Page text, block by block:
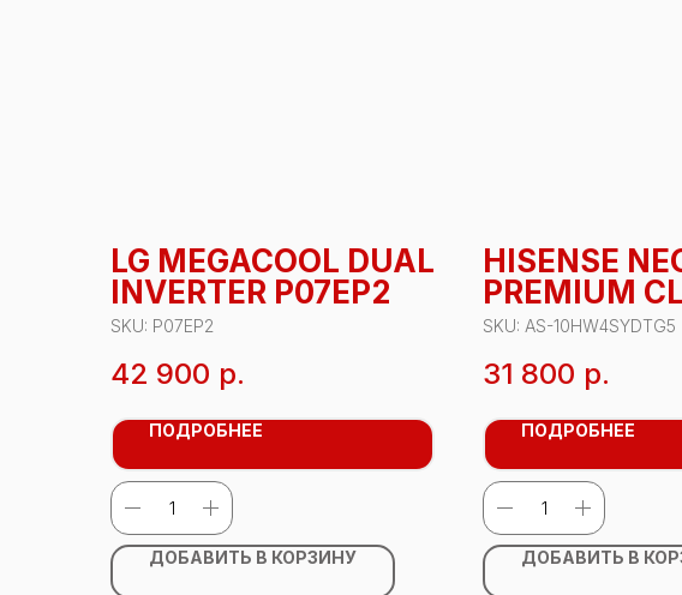
LG MEGACOOL DUAL
INVERTER P07EP2
SKU: P07EP2
42 900 р.
ПОДРОБНЕЕ
ДОБАВИТЬ В КОРЗИНУ
HISENSE
PREMIUM
A AS-
SKU: AS-10HW4SYDTG5
31 800 р.
ПОДРОБНЕЕ
ДОБАВИТЬ В